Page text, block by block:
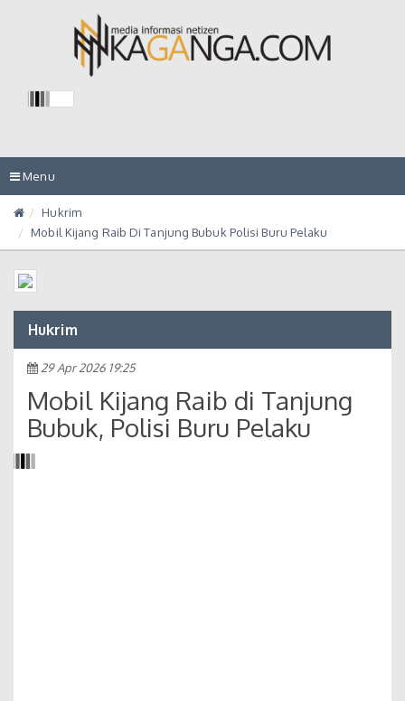
Toggle
navigation
Menu
Hukrim
Mobil Kijang Raib Di Tanjung Bubuk Polisi Buru Pelaku
Hukrim
29 Apr 2026 19:25
Mobil Kijang Raib di Tanjung
Bubuk, Polisi Buru Pelaku